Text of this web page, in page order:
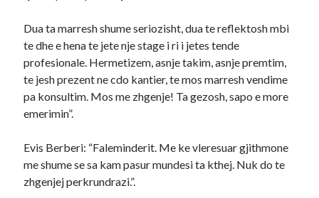
Dua ta marresh shume seriozisht, dua te reflektosh mbi
te dhe e hena te jete nje stage i ri i jetes tende
profesionale. Hermetizem, asnje takim, asnje premtim,
te jesh prezent ne cdo kantier, te mos marresh vendime
pa konsultim. Mos me zhgenje! Ta gezosh, sapo e more
emerimin”.
Evis Berberi: “Faleminderit. Me ke vleresuar gjithmone
me shume se sa kam pasur mundesi ta kthej. Nuk do te
zhgenjej perkrundrazi.”.